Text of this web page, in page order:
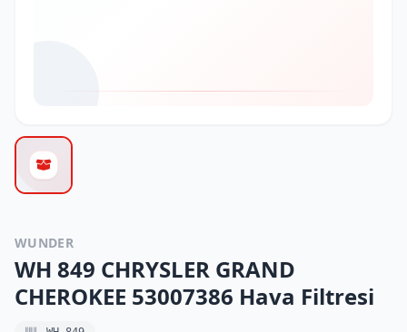
WUNDER
WH 849 CHRYSLER GRAND
CHEROKEE 53007386 Hava Filtresi